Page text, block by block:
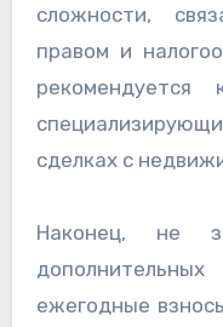
сложности,
правом и
рекомендуется
сделках с
Наконец, не
ежегодные